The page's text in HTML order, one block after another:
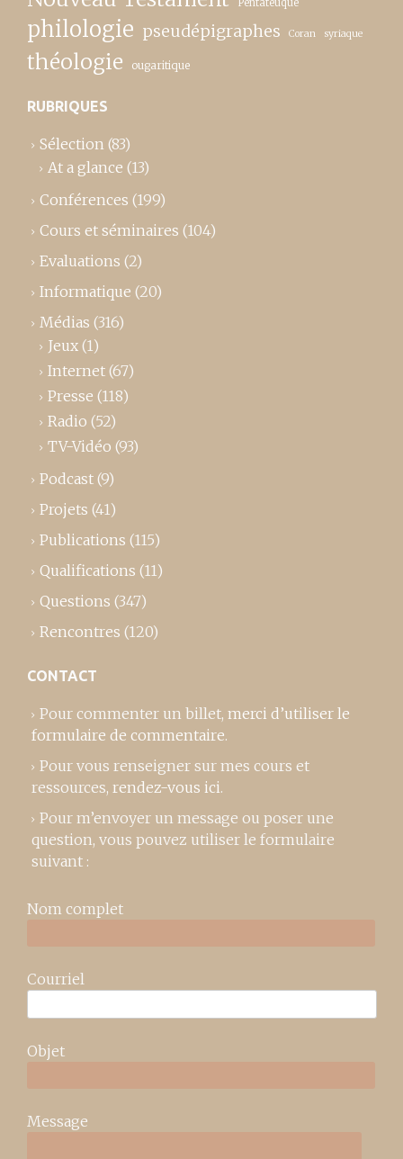
philologie pseudépigraphes Coran syriaque
théologie ougaritique
RUBRIQUES
Sélection (83)
At a glance (13)
Conférences (199)
Cours et séminaires (104)
Evaluations (2)
Informatique (20)
Médias (316)
Jeux (1)
Internet (67)
Presse (118)
Radio (52)
TV-Vidéo (93)
Podcast (9)
Projets (41)
Publications (115)
Qualifications (11)
Questions (347)
Rencontres (120)
CONTACT
Pour commenter un billet, merci d’utiliser le
formulaire de commentaire.
Pour vous renseigner sur mes cours et
ressources, rendez-vous ici.
Pour m’envoyer un message ou poser une
question, vous pouvez utiliser le formulaire
suivant :
Nom complet
Courriel
Objet
Message